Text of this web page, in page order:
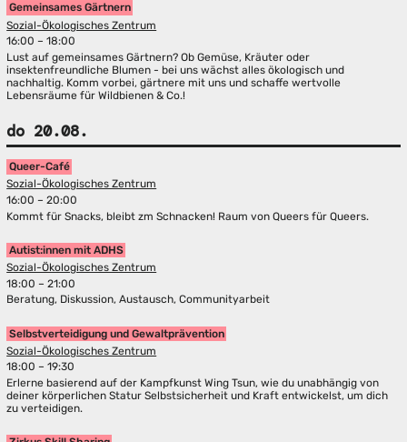
Gemeinsames Gärtnern
Sozial-Ökologisches Zentrum
16:00 – 18:00
Lust auf gemeinsames Gärtnern? Ob Gemüse, Kräuter oder
insektenfreundliche Blumen - bei uns wächst alles ökologisch und
nachhaltig. Komm vorbei, gärtnere mit uns und schaffe wertvolle
Lebensräume für Wildbienen & Co.!
do 20.08.
Queer-Café
Sozial-Ökologisches Zentrum
16:00 – 20:00
Kommt für Snacks, bleibt zm Schnacken! Raum von Queers für Queers.
Autist:innen mit ADHS
Sozial-Ökologisches Zentrum
18:00 – 21:00
Beratung, Diskussion, Austausch, Communityarbeit
Selbstverteidigung und Gewaltprävention
Sozial-Ökologisches Zentrum
18:00 – 19:30
Erlerne basierend auf der Kampfkunst Wing Tsun, wie du unabhängig von
deiner körperlichen Statur Selbstsicherheit und Kraft entwickelst, um dich
zu verteidigen.